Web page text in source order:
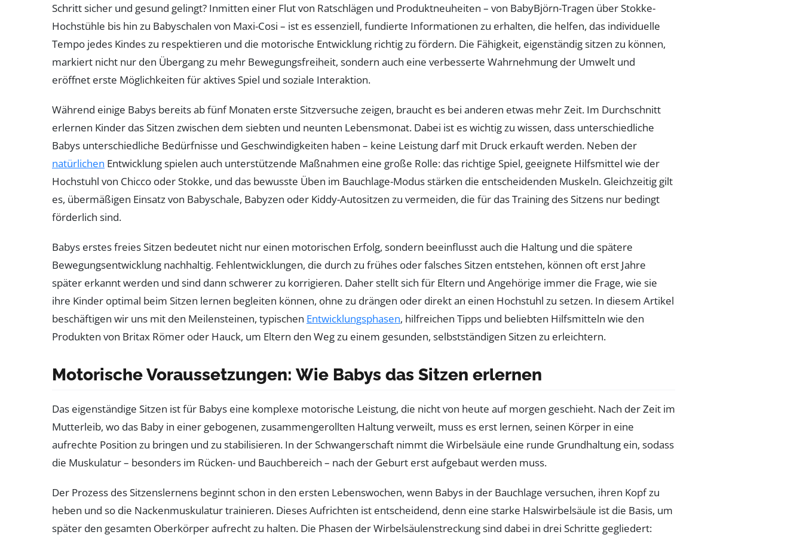
Schritt sicher und gesund gelingt? Inmitten einer Flut von Ratschlägen und Produktneuheiten – von BabyBjörn-Tragen über Stokke-
Hochstühle bis hin zu Babyschalen von Maxi-Cosi – ist es essenziell, fundierte Informationen zu erhalten, die helfen, das individuelle
Tempo jedes Kindes zu respektieren und die motorische Entwicklung richtig zu fördern. Die Fähigkeit, eigenständig sitzen zu können,
markiert nicht nur den Übergang zu mehr Bewegungsfreiheit, sondern auch eine verbesserte Wahrnehmung der Umwelt und
eröffnet erste Möglichkeiten für aktives Spiel und soziale Interaktion.
Während einige Babys bereits ab fünf Monaten erste Sitzversuche zeigen, braucht es bei anderen etwas mehr Zeit. Im Durchschnitt
erlernen Kinder das Sitzen zwischen dem siebten und neunten Lebensmonat. Dabei ist es wichtig zu wissen, dass unterschiedliche
Babys unterschiedliche Bedürfnisse und Geschwindigkeiten haben – keine Leistung darf mit Druck erkauft werden. Neben der
natürlichen Entwicklung spielen auch unterstützende Maßnahmen eine große Rolle: das richtige Spiel, geeignete Hilfsmittel wie der
Hochstuhl von Chicco oder Stokke, und das bewusste Üben im Bauchlage-Modus stärken die entscheidenden Muskeln. Gleichzeitig gilt
es, übermäßigen Einsatz von Babyschale, Babyzen oder Kiddy-Autositzen zu vermeiden, die für das Training des Sitzens nur bedingt
förderlich sind.
Babys erstes freies Sitzen bedeutet nicht nur einen motorischen Erfolg, sondern beeinflusst auch die Haltung und die spätere
Bewegungsentwicklung nachhaltig. Fehlentwicklungen, die durch zu frühes oder falsches Sitzen entstehen, können oft erst Jahre
später erkannt werden und sind dann schwerer zu korrigieren. Daher stellt sich für Eltern und Angehörige immer die Frage, wie sie
ihre Kinder optimal beim Sitzen lernen begleiten können, ohne zu drängen oder direkt an einen Hochstuhl zu setzen. In diesem Artikel
beschäftigen wir uns mit den Meilensteinen, typischen Entwicklungsphasen, hilfreichen Tipps und beliebten Hilfsmitteln wie den
Produkten von Britax Römer oder Hauck, um Eltern den Weg zu einem gesunden, selbstständigen Sitzen zu erleichtern.
Motorische Voraussetzungen: Wie Babys das Sitzen erlernen
Das eigenständige Sitzen ist für Babys eine komplexe motorische Leistung, die nicht von heute auf morgen geschieht. Nach der Zeit im
Mutterleib, wo das Baby in einer gebogenen, zusammengerollten Haltung verweilt, muss es erst lernen, seinen Körper in eine
aufrechte Position zu bringen und zu stabilisieren. In der Schwangerschaft nimmt die Wirbelsäule eine runde Grundhaltung ein, sodass
die Muskulatur – besonders im Rücken- und Bauchbereich – nach der Geburt erst aufgebaut werden muss.
Der Prozess des Sitzenslernens beginnt schon in den ersten Lebenswochen, wenn Babys in der Bauchlage versuchen, ihren Kopf zu
heben und so die Nackenmuskulatur trainieren. Dieses Aufrichten ist entscheidend, denn eine starke Halswirbelsäule ist die Basis, um
später den gesamten Oberkörper aufrecht zu halten. Die Phasen der Wirbelsäulenstreckung sind dabei in drei Schritte gegliedert: